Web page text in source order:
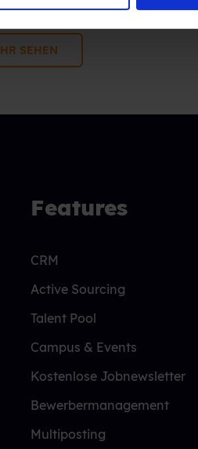
SEHEN
Features
CRM
Active Sourcing
Talent Pool
Campus & Events
Kostenlose Jobnewsletter
Bewerbermanagement
Multiposting